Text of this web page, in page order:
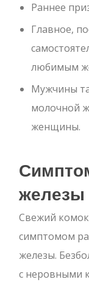
Раннее
Главное,
любимым
Мужчины
молочной
женщины.
железы
Свежий
симптомом
железы.
с неровными